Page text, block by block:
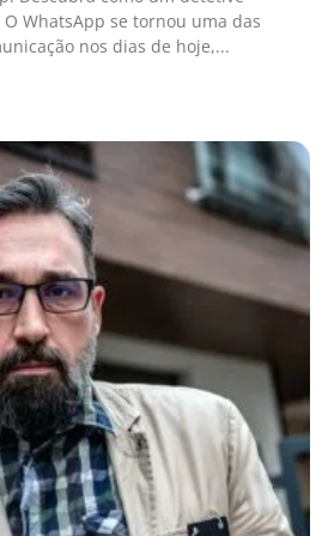
WhatsApp se tornou uma das
nos dias de hoje,